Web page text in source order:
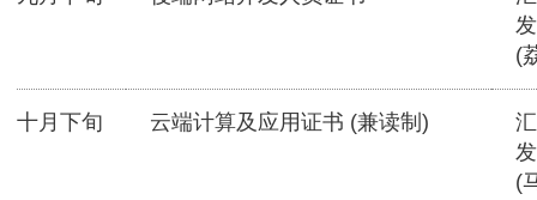
(
十月下旬 云端计算及应用证书 (兼读制)
(